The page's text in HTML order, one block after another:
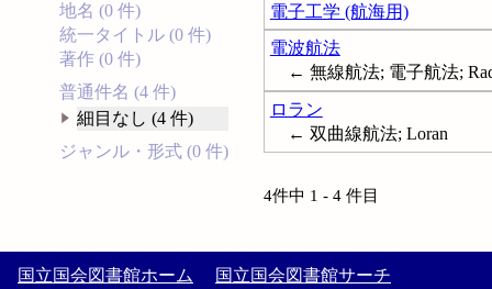
地名 (0 件)
統一タイトル (0 件)
著作 (0 件)
普通件名 (4 件)
細目なし (4 件)
ジャンル・形式 (0 件)
電子工学 (航海用)
電波航法
← 無線航法; 電子航法;
ロラン
← 双曲線航法; Loran
4件中 1 - 4 件目
国立国会図書館ホーム 国立国会図書館サーチ